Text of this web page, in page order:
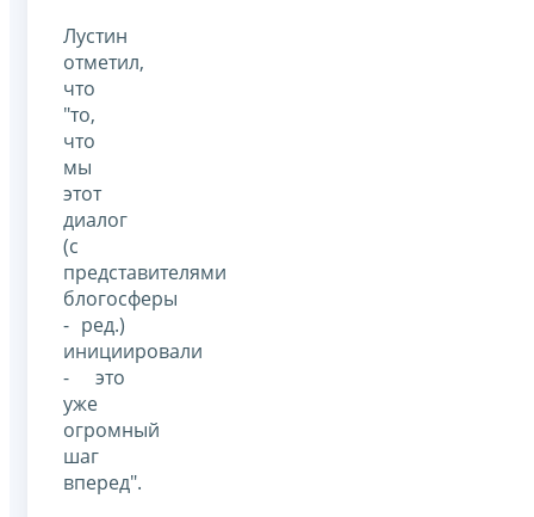
Лустин
отметил,
что
"то,
что
мы
этот
диалог
(с
представителями
блогосферы
- ред.)
инициировали
- это
уже
огромный
шаг
вперед".